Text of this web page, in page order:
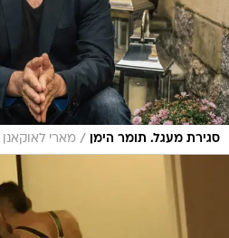
סגירת מעגל. תומר הימן / מארי לאוקאנן